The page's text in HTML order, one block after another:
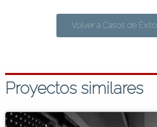
Volver a Casos de Éxito
Proyectos similares